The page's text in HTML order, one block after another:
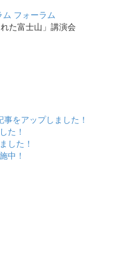
フォーラム
た富士山」講演会
をアップしました！
た！
した！
中！